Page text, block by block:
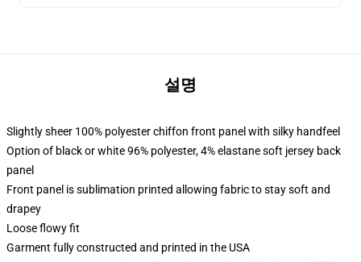
설명
Slightly sheer 100% polyester chiffon front panel with silky handfeel
Option of black or white 96% polyester, 4% elastane soft jersey back
panel
Front panel is sublimation printed allowing fabric to stay soft and
drapey
Loose flowy fit
Garment fully constructed and printed in the USA